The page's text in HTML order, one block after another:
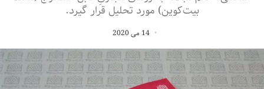
بیت‌‌کوین) مورد تحلیل قرار گیرد.
14 می 2020